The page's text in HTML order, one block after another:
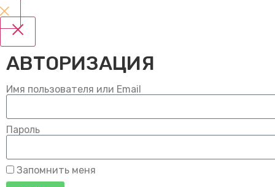
АВТОРИЗАЦИЯ
Имя пользователя или Email
Пароль
Запомнить меня